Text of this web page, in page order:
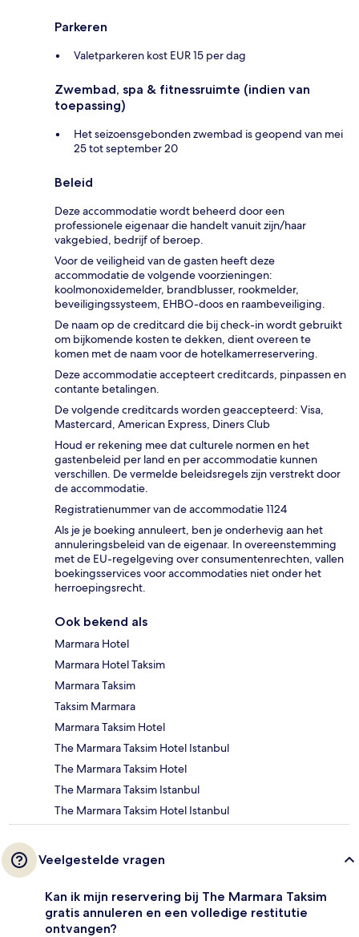
Parkeren
Valetparkeren kost EUR 15 per dag
Zwembad, spa & fitnessruimte (indien van
toepassing)
Het seizoensgebonden zwembad is geopend van mei
25 tot september 20
Beleid
Deze accommodatie wordt beheerd door een
professionele eigenaar die handelt vanuit zijn/haar
vakgebied, bedrijf of beroep.
Voor de veiligheid van de gasten heeft deze
accommodatie de volgende voorzieningen:
koolmonoxidemelder, brandblusser, rookmelder,
beveiligingssysteem, EHBO-doos en raambeveiliging.
De naam op de creditcard die bij check-in wordt gebruikt
om bijkomende kosten te dekken, dient overeen te
komen met de naam voor de hotelkamerreservering.
Deze accommodatie accepteert creditcards, pinpassen en
contante betalingen.
De volgende creditcards worden geaccepteerd: Visa,
Mastercard, American Express, Diners Club
Houd er rekening mee dat culturele normen en het
gastenbeleid per land en per accommodatie kunnen
verschillen. De vermelde beleidsregels zijn verstrekt door
de accommodatie.
Registratienummer van de accommodatie 1124
Als je je boeking annuleert, ben je onderhevig aan het
annuleringsbeleid van de eigenaar. In overeenstemming
met de EU-regelgeving over consumentenrechten, vallen
boekingsservices voor accommodaties niet onder het
herroepingsrecht.
Ook bekend als
Marmara Hotel
Marmara Hotel Taksim
Marmara Taksim
Taksim Marmara
Marmara Taksim Hotel
The Marmara Taksim Hotel Istanbul
The Marmara Taksim Hotel
The Marmara Taksim Istanbul
The Marmara Taksim Hotel Istanbul
Veelgestelde vragen
Kan ik mijn reservering bij The Marmara Taksim
gratis annuleren en een volledige restitutie
ontvangen?